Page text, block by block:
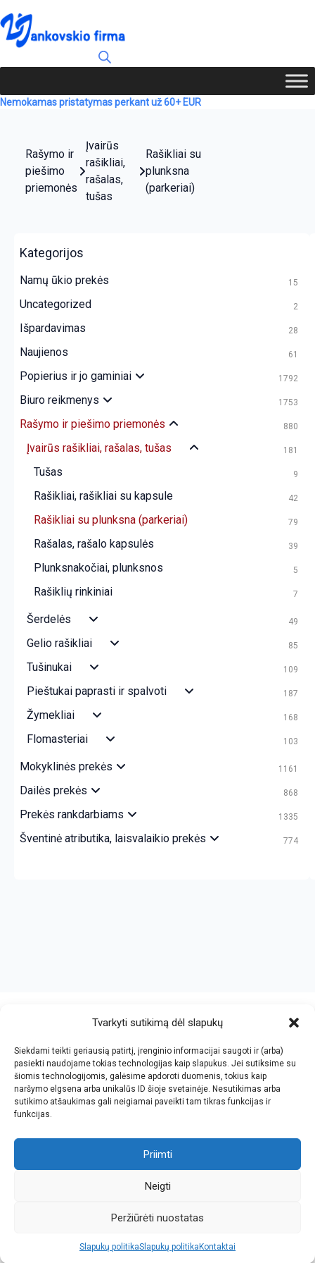
Tvarkyti sutikimą dėl slapukų
Siekdami teikti geriausią patirtį, įrenginio informacijai saugoti ir (arba)
pasiekti naudojame tokias technologijas kaip slapukus. Jei sutiksime su
šiomis technologijomis, galėsime apdoroti duomenis, tokius kaip
naršymo elgsena arba unikalūs ID šioje svetainėje. Nesutikimas arba
sutikimo atšaukimas gali neigiamai paveikti tam tikras funkcijas ir
funkcijas.
Priimti
Neigti
Peržiūrėti nuostatas
Slapukų politikaSlapukų politika Kontaktai
Nemokamas pristatymas perkant už 60+ EUR
Rašymo ir
piešimo
priemonės
Įvairūs
rašikliai,
rašalas,
tušas
Rašikliai su
plunksna
(parkeriai)
Kategorijos
Namų ūkio prekės 15
Uncategorized 2
Išpardavimas 28
Naujienos 61
Popierius ir jo gaminiai 1792
Biuro reikmenys 1753
Rašymo ir piešimo priemonės 880
Įvairūs rašikliai, rašalas, tušas 181
Tušas 9
Rašikliai, rašikliai su kapsule 42
Rašikliai su plunksna (parkeriai) 79
Rašalas, rašalo kapsulės 39
Plunksnakočiai, plunksnos 5
Rašiklių rinkiniai 7
Šerdelės 49
Gelio rašikliai 85
Tušinukai 109
Pieštukai paprasti ir spalvoti 187
Žymekliai 168
Flomasteriai 103
Mokyklinės prekės 1161
Dailės prekės 868
Prekės rankdarbiams 1335
Šventinė atributika, laisvalaikio prekės 774
V. Jankovskio firma
Įmonės kodas: 123612573
PVM kodas: LT236125716
Tel.: +370 657 81065
Parko g.7, Naujoji Vilnia, KNYGYNAS
Darbo laikas: I-V 9.00-18.00